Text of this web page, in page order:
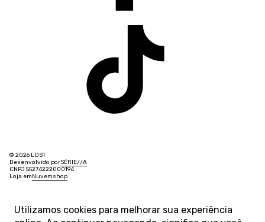
© 2026 LOST
Desenvolvido porSÉRIE//A
CNPJ 55274222000194
Loja emNuvemshop
Utilizamos cookies para melhorar sua experiência